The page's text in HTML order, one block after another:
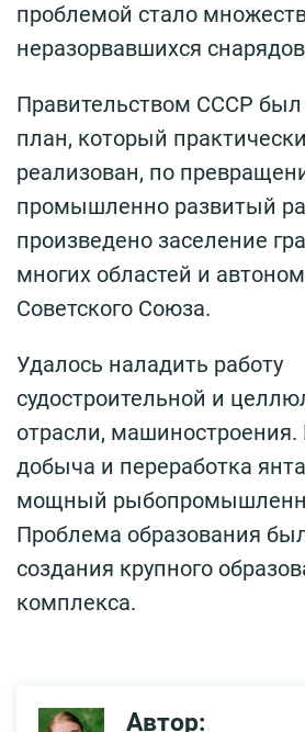
проблемой стало
неразорвавшихся
Правительством СССР был
план, который
реализован, по
промышленно развитый
произведено заселение
многих областей и
Советского Союза.
Удалось наладить работу
судостроительной и
отрасли, машиностроения.
добыча и переработка
мощный
Проблема образования
создания крупного
комплекса.
Автор: